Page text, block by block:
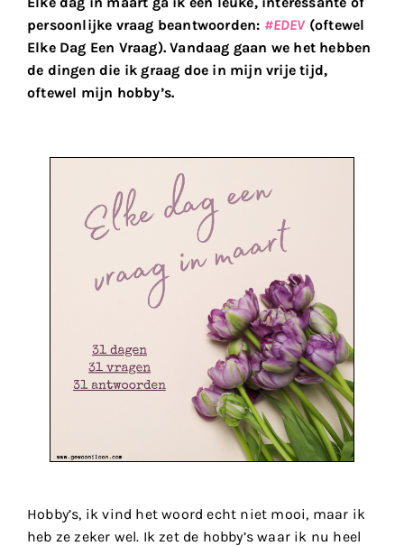
persoonlijke vraag beantwoorden: #EDEV (oftewel
Elke Dag Een Vraag). Vandaag gaan we het hebben
de dingen die ik graag doe in mijn vrije tijd,
oftewel mijn hobby’s.
Hobby’s, ik vind het woord echt niet mooi, maar ik
heb ze zeker wel. Ik zet de hobby’s waar ik nu heel